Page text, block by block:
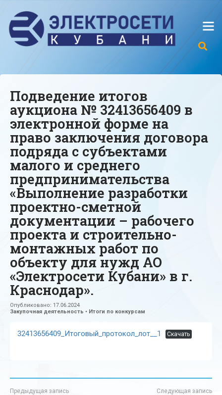
Подведение итогов
аукциона № 32413656409 в
электронной форме на
право заключения договора
подряда с субъектами
малого и среднего
предпринимательства
«Выполнение разработки
проектно-сметной
документации – рабочего
проекта и строительно-
монтажных работ по
объекту для нужд АО
«Электросети Кубани» в г.
Краснодар».
Опубликовано: 17.06.2024
Закупочная деятельность • Итоги по конкурсам
32413656409_Итоговый_протокол_лот__1 Скачать
Предыдущая запись Следующая запись